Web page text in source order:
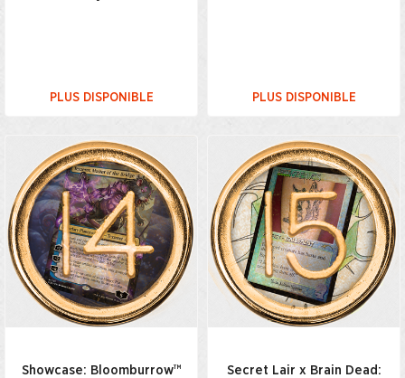
PLUS DISPONIBLE PLUS DISPONIBLE
Showcase: Bloomburrow™
Secret Lair x Brain Dead: